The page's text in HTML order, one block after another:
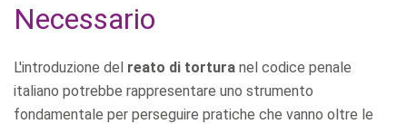
Necessario
L'introduzione del reato di tortura nel codice penale
italiano potrebbe rappresentare uno strumento
fondamentale per perseguire pratiche che vanno oltre le